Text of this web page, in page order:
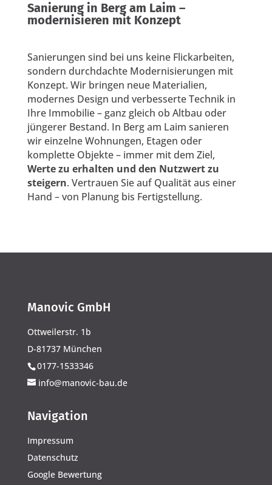
Sanierung in Berg am Laim –
modernisieren mit Konzept
Sanierungen sind bei uns keine Flickarbeiten,
sondern durchdachte Modernisierungen mit
Konzept. Wir bringen neue Materialien,
modernes Design und verbesserte Technik in
Ihre Immobilie – ganz gleich ob Altbau oder
jüngerer Bestand. In Berg am Laim sanieren
wir einzelne Wohnungen, Etagen oder
komplette Objekte – immer mit dem Ziel,
Werte zu erhalten und den Nutzwert zu
steigern. Vertrauen Sie auf Qualität aus einer
Hand – von Planung bis Fertigstellung.
Manovic GmbH
Ottweilerstr. 1b
D-81737 München
0177-1533346
info@manovic-bau.de
Navigation
Impressum
Datenschutz
Google Bewertung